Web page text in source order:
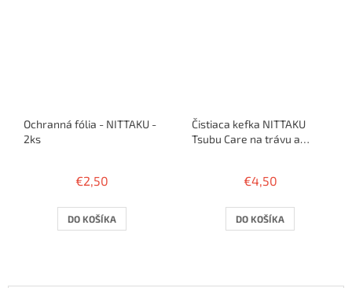
Ochranná fólia - NITTAKU -
2ks
€2,50
DO KOŠÍKA
Čistiaca kefka NITTAKU
Tsubu Care na trávu a
€4,50
DO KOŠÍKA